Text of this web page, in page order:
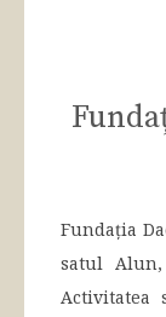
Fundația
satul Alun,
Activitatea